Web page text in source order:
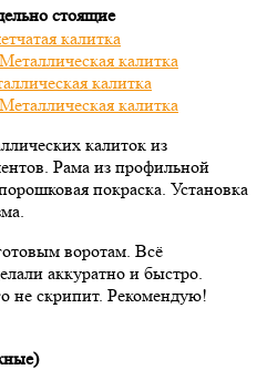
стоящие
калиток из
Рама из профильной
покраска. Установка
воротам. Всё
аккуратно и быстро.
не скрипит. Рекомендую!